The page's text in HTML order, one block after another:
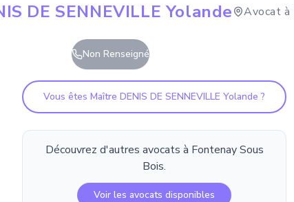
DE SENNEVILLE Yolande Avocat à
Non Renseigné
Vous êtes Maître DENIS DE SENNEVILLE Yolande ?
Découvrez d'autres avocats à Fontenay Sous
Bois.
Voir les avocats disponibles